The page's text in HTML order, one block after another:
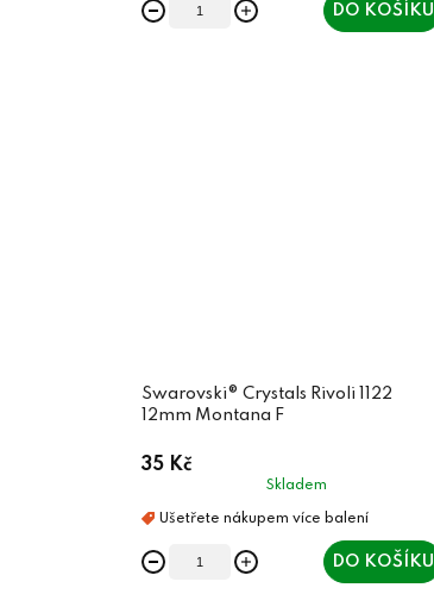
DO KOŠÍKU
Swarovski® Crystals Rivoli 1122
12mm Montana F
35 Kč
Skladem
DO KOŠÍKU